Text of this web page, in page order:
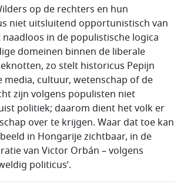
op de rechters en hun
niet uitsluitend opportunistisch van
in de populistische logica
domeinen binnen de liberale
zo stelt historicus Pepijn
media, cultuur, wetenschap of de
zijn volgens populisten niet
politiek; daarom dient het volk er
over te krijgen. Waar dat toe kan
in Hongarije zichtbaar, in de
van Victor Orbán – volgens
politicus’.